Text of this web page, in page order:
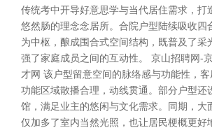
传统考中开导好意思学与当代居住需求，打
悠然肠的理念念居所。合院户型陆续吸收四
为中枢，酿成围合式空间结构，既普及了采
强了家庭成员之间的互动性。 京山招聘网-
才网 该户型留意空间的脉络感与功能性，
功能区域散播合理，动线贯通。部分户型还
馆，满足业主的悠闲与文化需求。同期，大
仅加多了室内当然光照，也让居民梗概更好